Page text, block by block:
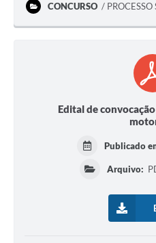
CONCURSO
Edital de
Publicado
Arquivo: